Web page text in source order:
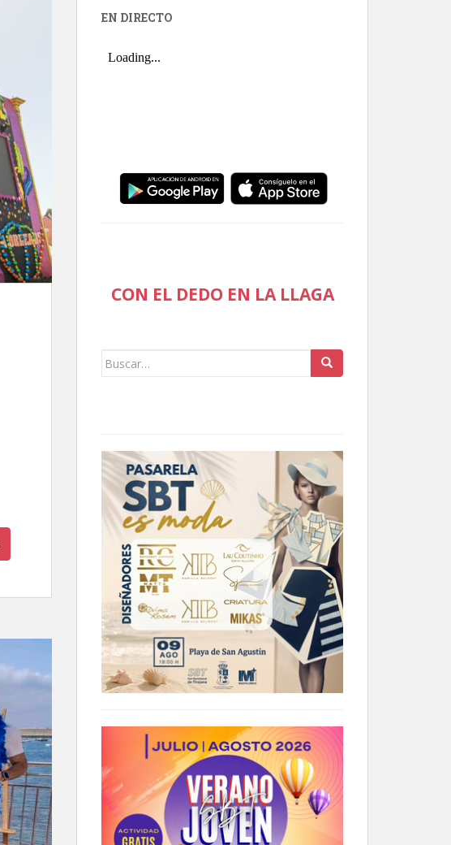
EN DIRECTO
CON EL DEDO EN LA LLAGA
Buscar: